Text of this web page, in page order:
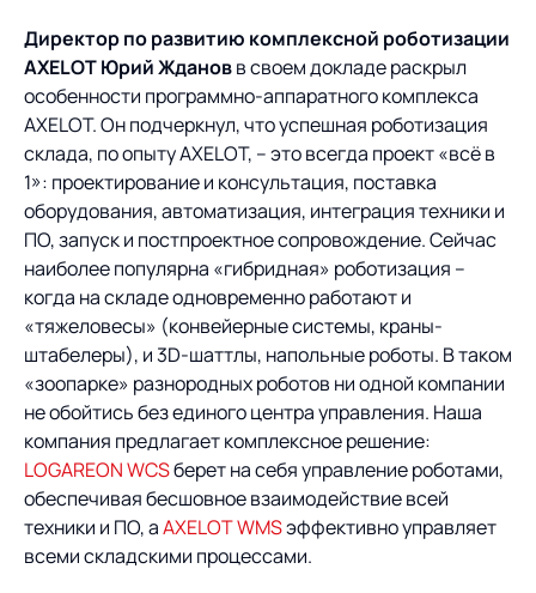
Директор по развитию комплексной роботизации
AXELOTЮрий Ждановв своем докладе раскрыл
особенности программно-аппаратного комплекса
AXELOT. Он подчеркнул, что успешная роботизация
склада, по опыту AXELOT, – это всегда проект «всё в
1»: проектирование и консультация, поставка
оборудования, автоматизация, интеграция техники и
ПО, запуск и постпроектное сопровождение. Сейчас
наиболее популярна «гибридная» роботизация –
когда на складе одновременно работают и
«тяжеловесы» (конвейерные системы, краны-
штабелеры), и 3D-шаттлы, напольные роботы. В таком
«зоопарке» разнородных роботов ни одной компании
не обойтись без единого центра управления. Наша
компания предлагает комплексное решение:
LOGAREON WCSберет на себя управление роботами,
обеспечивая бесшовное взаимодействие всей
техники и ПО, аAXELOT WMSэффективно управляет
всеми складскими процессами.